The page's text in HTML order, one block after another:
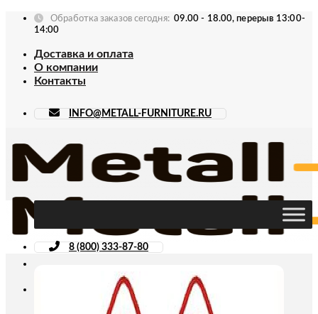
Skip
Обработка заказов сегодня: 09.00 - 18.00, перерыв 13:00-
14:00
Доставка и оплата
О компании
Контакты
INFO@METALL-FURNITURE.RU
8 (800) 333-87-80